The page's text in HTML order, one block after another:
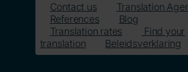
Contact us Translation
References
Blog
Translation rates
Find your
translation
Beleidsverklaring